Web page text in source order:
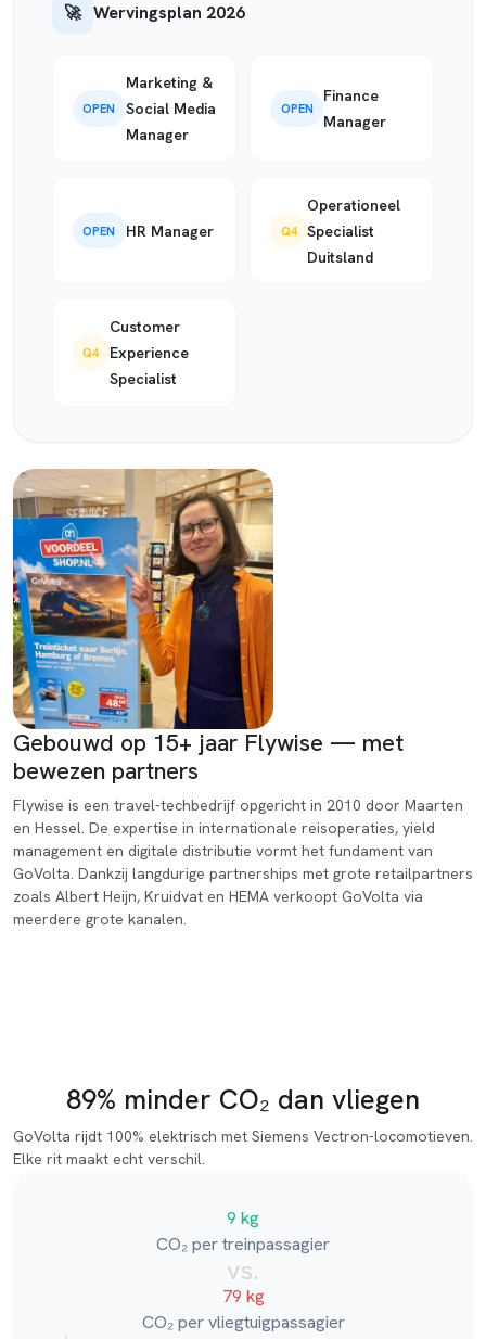
🚀 Wervingsplan 2026
OPEN
Marketing &
Social Media
Manager
OPEN
Finance
Manager
OPEN HR Manager Q4
Operationeel
Specialist
Duitsland
Q4
Customer
Experience
Specialist
Gebouwd op 15+ jaar Flywise — met
bewezen partners
Flywise is een travel-techbedrijf opgericht in 2010 door Maarten
en Hessel. De expertise in internationale reisoperaties, yield
management en digitale distributie vormt het fundament van
GoVolta. Dankzij langdurige partnerships met grote retailpartners
zoals Albert Heijn, Kruidvat en HEMA verkoopt GoVolta via
meerdere grote kanalen.
89% minder CO₂ dan vliegen
GoVolta rijdt 100% elektrisch met Siemens Vectron-locomotieven.
Elke rit maakt echt verschil.
9 kg
CO₂ per treinpassagier
vs.
79 kg
CO₂ per vliegtuigpassagier